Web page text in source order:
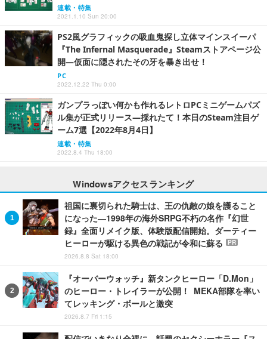
連載・特集
2021.1.10 Sun 20:00
PS2風グラフィックの吸血鬼探し立体マインスイーパ
『The Infernal Masquerade』Steamストアページ公
開―仮面に隠されたその牙を暴き出せ！
PC
2022.12.22 Thu 0:00
ガンプラっぽい何かも作れるレトロPCミニゲームパズ
ル集が正式リリース―採れたて！本日のSteam注目ゲ
ーム7選【2022年8月4日】
連載・特集
2022.8.4 Thu 18:00
Windowsアクセスランキング
祖国に裏切られた騎士は、王の仇敵の娘を護ること
になった―1998年の海外SRPG不朽の名作『幻世
録』全面リメイク版、体験版配信開始。ダーティー
ヒーローが駆ける異色の戦記が令和に蘇る
PR
2026.8.8 Sat 18:00
『オーバーウォッチ』新タンクヒーロー「D.Mon」
のヒーロー・トレイラーが公開！ MEKA部隊を率い
てレッキング・ボールと激突
2026.8.7 Fri 1:15